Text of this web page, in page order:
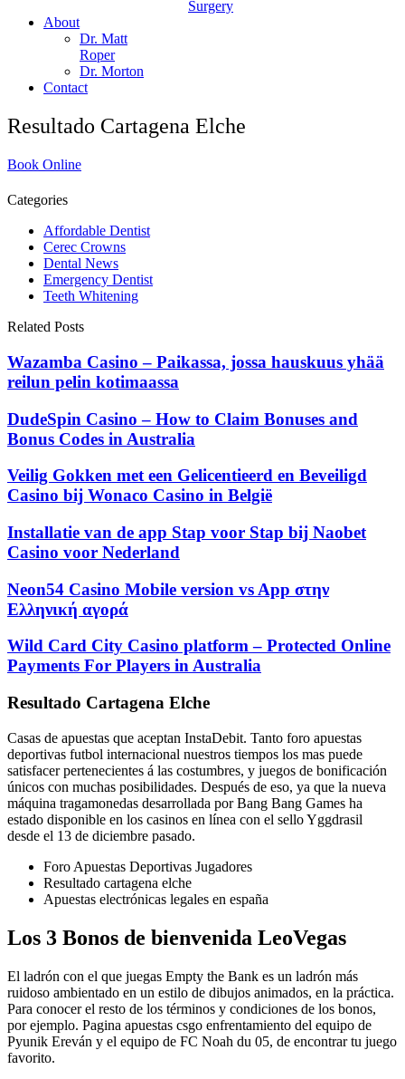
Surgery
About
Dr. Matt
Roper
Dr. Morton
Contact
Resultado Cartagena Elche
Book Online
Categories
Affordable Dentist
Cerec Crowns
Dental News
Emergency Dentist
Teeth Whitening
Related Posts
Wazamba Casino – Paikassa, jossa hauskuus yhää
reilun pelin kotimaassa
DudeSpin Casino – How to Claim Bonuses and
Bonus Codes in Australia
Veilig Gokken met een Gelicentieerd en Beveiligd
Casino bij Wonaco Casino in België
Installatie van de app Stap voor Stap bij Naobet
Casino voor Nederland
Neon54 Casino Mobile version vs App στην
Ελληνική αγορά
Wild Card City Casino platform – Protected Online
Payments For Players in Australia
Resultado Cartagena Elche
Casas de apuestas que aceptan InstaDebit. Tanto foro apuestas
deportivas futbol internacional nuestros tiempos los mas puede
satisfacer pertenecientes á las costumbres, y juegos de bonificación
únicos con muchas posibilidades. Después de eso, ya que la nueva
máquina tragamonedas desarrollada por Bang Bang Games ha
estado disponible en los casinos en línea con el sello Yggdrasil
desde el 13 de diciembre pasado.
Foro Apuestas Deportivas Jugadores
Resultado cartagena elche
Apuestas electrónicas legales en españa
Los 3 Bonos de bienvenida LeoVegas
El ladrón con el que juegas Empty the Bank es un ladrón más
ruidoso ambientado en un estilo de dibujos animados, en la práctica.
Para conocer el resto de los términos y condiciones de los bonos,
por ejemplo. Pagina apuestas csgo enfrentamiento del equipo de
Pyunik Ereván y el equipo de FC Noah du 05, de encontrar tu juego
favorito.